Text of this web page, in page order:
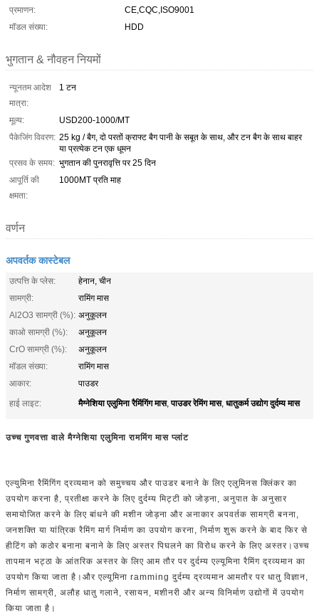
प्रमाणन:
CE,CQC,ISO9001
मॉडल संख्या:
HDD
भुगतान & नौवहन नियमों
न्यूनतम आदेश
मात्रा:
1 टन
मूल्य:
USD200-1000/MT
पैकेजिंग विवरण: 25 kg / बैग, दो परतों क्राफ्ट बैग पानी के सबूत के साथ, और टन बैग के साथ बाहर
या प्रत्येक टन एक धूमन
प्रसव के समय: भुगतान की पुनरावृत्ति पर 25 दिन
आपूर्ति की
क्षमता:
1000MT प्रति माह
वर्णन
अपवर्तक कास्टेबल
उत्पत्ति के प्लेस:
हेनान, चीन
सामग्री:
रामिंग मास
Al2O3 सामग्री (%): अनुकूलन
काओ सामग्री (%):
अनुकूलन
CrO सामग्री (%):
अनुकूलन
मॉडल संख्या:
रामिंग मास
आकार:
पाउडर
हाई लाइट:
मैग्नेशिया एलुमिना रैमिंगिंग मास,पाउडर रेमिंग मास, धातुकर्म उद्योग दुर्दम्य मास
उच्च गुणवत्ता वाले मैग्नेशिया एलुमिना राममिंग मास प्लांट
एल्युमिना रैमिंगिंग द्रव्यमान को समुच्चय और पाउडर बनाने के लिए एलुमिनस क्लिंकर का
उपयोग करना है, प्रतीक्षा करने के लिए दुर्दम्य मिट्टी को जोड़ना, अनुपात के अनुसार
समायोजित करने के लिए बांधने की मशीन जोड़ना और अनाकार अपवर्तक सामग्री बनना,
जनशक्ति या यांत्रिक रैमिंग मार्ग निर्माण का उपयोग करना, निर्माण शुरू करने के बाद फिर से
हीटिंग को कठोर बनाना बनाने के लिए अस्तर पिघलने का विरोध करने के लिए अस्तर।उच्च
तापमान भट्ठा के आंतरिक अस्तर के लिए आम तौर पर दुर्दम्य एल्यूमिना रैमिंग द्रव्यमान का
उपयोग किया जाता है।और एल्यूमिना ramming दुर्दम्य द्रव्यमान आमतौर पर धातु विज्ञान,
निर्माण सामग्री, अलौह धातु गलाने, रसायन, मशीनरी और अन्य विनिर्माण उद्योगों में उपयोग
किया जाता है।